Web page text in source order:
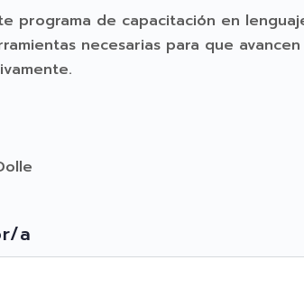
programa de capacitación en
necesarias para que
a